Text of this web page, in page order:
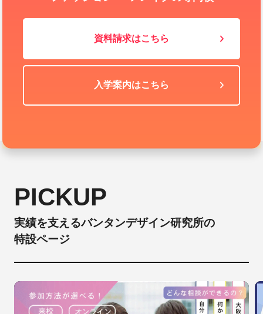
資料請求はこちら
入学案内はこちら
PICKUP
実績を支えるバンタンデザイン研究所の
特設ページ